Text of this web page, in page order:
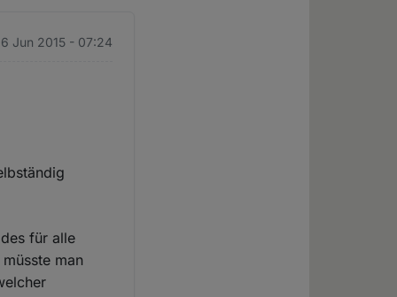
6 Jun 2015 - 07:24
für alle
man